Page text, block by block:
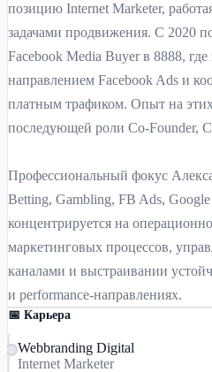
позицию Internet Marketer,
задачами продвижения. С 2020
Facebook Media Buyer в 8888,
направлением Facebook Ads и
платным трафиком. Опыт на
последующей роли Co-Founder,
Профессиональный фокус
Betting, Gambling, FB Ads,
концентрируется на
маркетинговых процессов,
каналами и выстраивании
и performance-направлениях.
📅 Карьера
Webbranding Digital
Internet Marketer